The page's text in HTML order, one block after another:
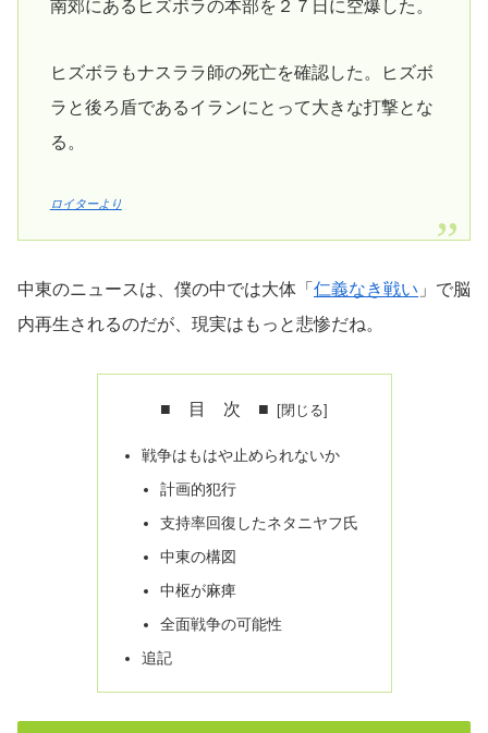
南郊にあるヒズボラの本部を２７日に空爆した。
ヒズボラもナスララ師の死亡を確認した。ヒズボ
ラと後ろ盾であるイランにとって大きな打撃とな
る。
ロイターより
中東のニュースは、僕の中では大体「 仁義なき戦い 」で脳
内再生されるのだが、現実はもっと悲惨だね。
■ 目 次 ■
戦争はもはや止められないか
計画的犯行
支持率回復したネタニヤフ氏
中東の構図
中枢が麻痺
全面戦争の可能性
追記